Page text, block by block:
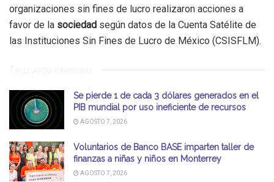
organizaciones sin fines de lucro realizaron acciones a
favor de la sociedad según datos de la Cuenta Satélite de
las Instituciones Sin Fines de Lucro de México (CSISFLM).
Te puede interesar
Se pierde 1 de cada 3 dólares generados en el
PIB mundial por uso ineficiente de recursos
AGOSTO 7, 2026
Voluntarios de Banco BASE imparten taller de
finanzas a niñas y niños en Monterrey
AGOSTO 7, 2026